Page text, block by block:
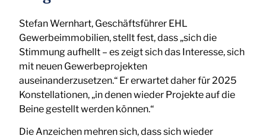
Stefan Wernhart, Geschäftsführer EHL
Gewerbeimmobilien, stellt fest, dass „sich die
Stimmung aufhellt – es zeigt sich das Interesse, sich
mit neuen Gewerbeprojekten
auseinanderzusetzen.“ Er erwartet daher für 2025
Konstellationen, „in denen wieder Projekte auf die
Beine gestellt werden können.“
Die Anzeichen mehren sich, dass sich wieder